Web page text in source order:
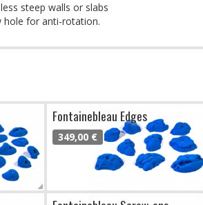
steep walls or slabs
hole for anti-rotation.
Fontainebleau Edges
349,00 €